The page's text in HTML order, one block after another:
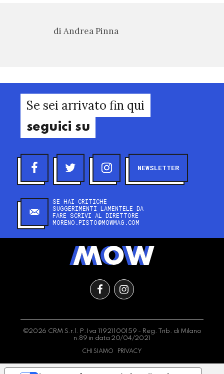
di Andrea Pinna
Se sei arrivato fin qui
seguici su
NEWSLETTER
SE HAI CRITICHE
SUGGERIMENTI LAMENTELE DA
FARE SCRIVI AL DIRETTORE
MORENO.PISTO@MOWMAG.COM
©2026 CRM S.r.l. P.Iva 11921100159 - Reg. Trib. di Milano
n.89 in data 20/04/2021
CHI SIAMO PRIVACY